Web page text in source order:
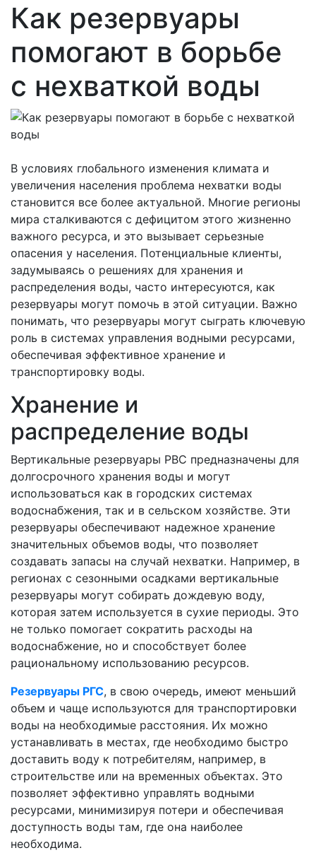
Как резервуары
помогают в борьбе
с нехваткой воды
В условиях глобального изменения климата и
увеличения населения проблема нехватки воды
становится все более актуальной. Многие регионы
мира сталкиваются с дефицитом этого жизненно
важного ресурса, и это вызывает серьезные
опасения у населения. Потенциальные клиенты,
задумываясь о решениях для хранения и
распределения воды, часто интересуются, как
резервуары могут помочь в этой ситуации. Важно
понимать, что резервуары могут сыграть ключевую
роль в системах управления водными ресурсами,
обеспечивая эффективное хранение и
транспортировку воды.
Хранение и
распределение воды
Вертикальные резервуары РВС предназначены для
долгосрочного хранения воды и могут
использоваться как в городских системах
водоснабжения, так и в сельском хозяйстве. Эти
резервуары обеспечивают надежное хранение
значительных объемов воды, что позволяет
создавать запасы на случай нехватки. Например, в
регионах с сезонными осадками вертикальные
резервуары могут собирать дождевую воду,
которая затем используется в сухие периоды. Это
не только помогает сократить расходы на
водоснабжение, но и способствует более
рациональному использованию ресурсов.
Резервуары РГС, в свою очередь, имеют меньший
объем и чаще используются для транспортировки
воды на необходимые расстояния. Их можно
устанавливать в местах, где необходимо быстро
доставить воду к потребителям, например, в
строительстве или на временных объектах. Это
позволяет эффективно управлять водными
ресурсами, минимизируя потери и обеспечивая
доступность воды там, где она наиболее
необходима.